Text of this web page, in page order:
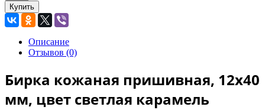
Купить
Описание
Отзывов (0)
Бирка кожаная пришивная, 12х40
мм, цвет светлая карамель